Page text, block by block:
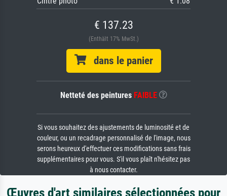
€ 137.23
(Enthält 17% MwSt.)
dans le panier
Netteté des peintures FAIBLE
Si vous souhaitez des ajustements de luminosité et de
couleur, ou un recadrage personnalisé de l'image, nous
serons heureux d'effectuer ces modifications sans frais
supplémentaires pour vous. S'il vous plaît n'hésitez pas
à nous contacter.
Œuvres d'art similaires sélectionnées pour